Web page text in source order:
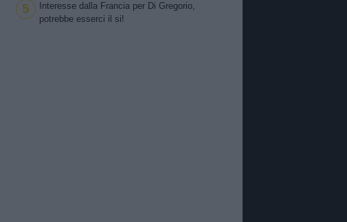
5
Interesse dalla Francia per Di Gregorio,
potrebbe esserci il si!